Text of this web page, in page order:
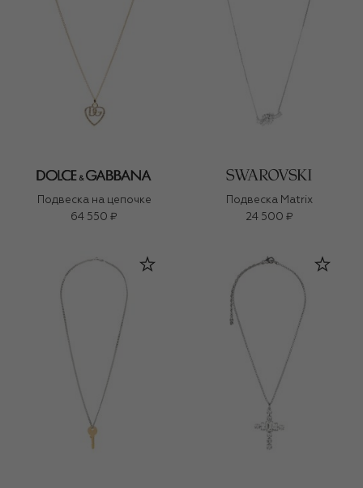
Подвеска на цепочке
64 550 ₽
Подвеска Matrix
24 500 ₽